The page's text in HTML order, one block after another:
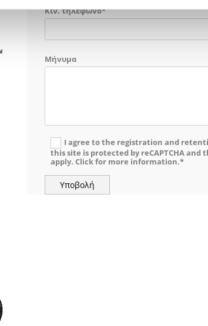
Κιν. τηλέφωνο*
Μήνυμα
I agree to the registration and
this site is protected by reCAPTCHA and
apply. Click for more information.*